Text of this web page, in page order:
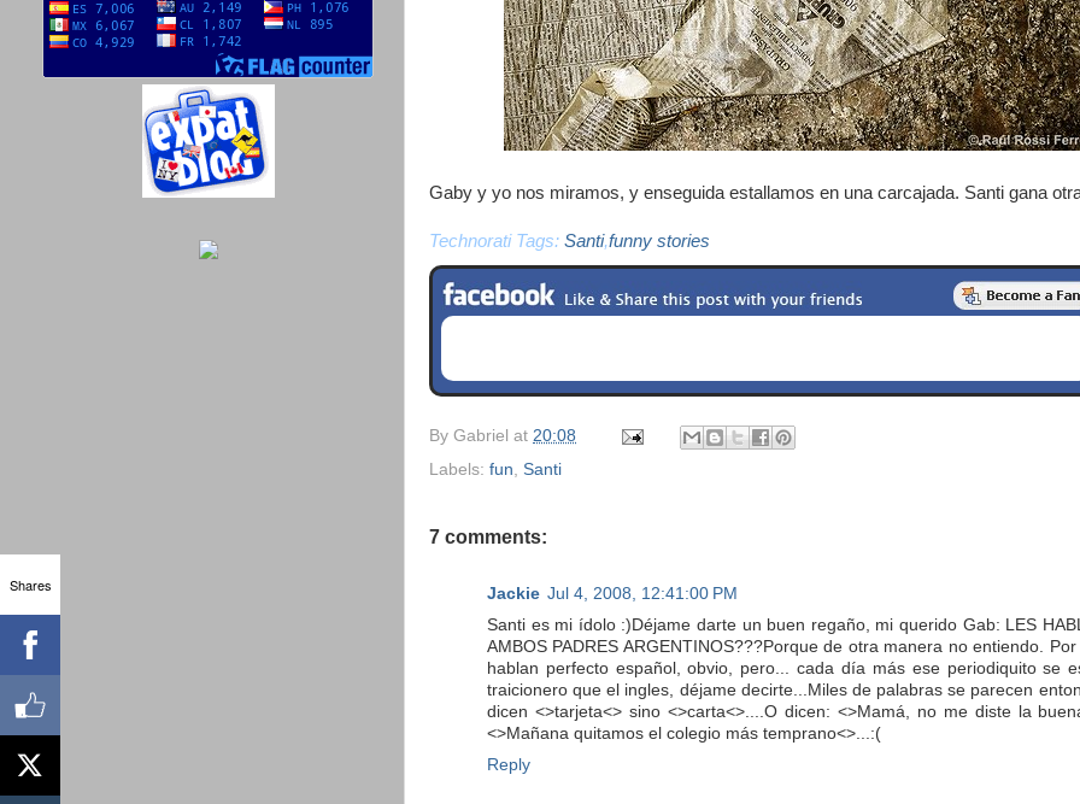
Gaby y yo nos miramos, y enseguida estallamos en una carcajada. Santi gana
Technorati Tags: Santi,funny stories
By Gabriel at 20:08
Labels: fun Santi
7 comments:
Jackie Jul 4, 2008, 12:41:00 PM
Santi es mi ídolo :)Déjame darte un buen regaño, mi querido Gab: LES
AMBOS PADRES ARGENTINOS???Porque de otra manera no entiendo.
hablan perfecto español, obvio, pero... cada día más ese periodiquito se
traicionero que el ingles, déjame decirte...Miles de palabras se parecen
dicen <>tarjeta<> sino <>carta<>....O dicen: <>Mamá, no me diste la
<>Mañana quitamos el colegio más temprano<>...:(
Reply
Shares